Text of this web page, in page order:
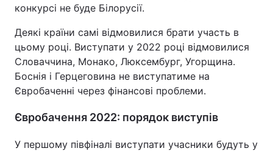
конкурсі не буде Білорусії.
Деякі країни самі відмовилися брати участь в
цьому році. Виступати у 2022 році відмовилися
Словаччина, Монако, Люксембург, Угорщина.
Боснія і Герцеговина не виступатиме на
Євробаченні через фінансові проблеми.
Євробачення 2022: порядок виступів
У першому півфіналі виступати учасники будуть у